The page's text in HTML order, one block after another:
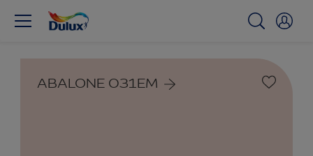
ABALONE 031EM